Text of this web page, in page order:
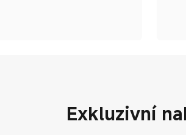
Exkluzivní